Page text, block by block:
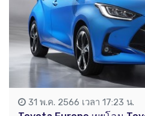
31 พ.ค. 2566 เวลา 17:23 น.